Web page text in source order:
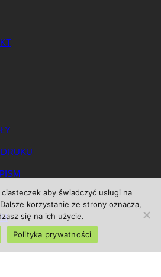
aby świadczyć usługi na
korzystanie ze strony oznacza,
się na ich użycie.
Polityka prywatności